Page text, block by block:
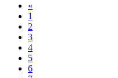
«
1
2
3
4
5
6